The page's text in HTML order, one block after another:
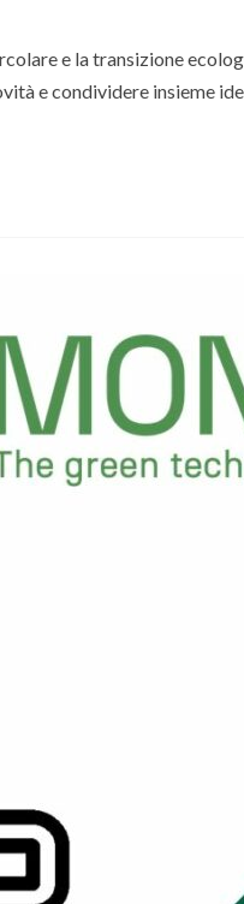
e la transizione
e condividere insieme